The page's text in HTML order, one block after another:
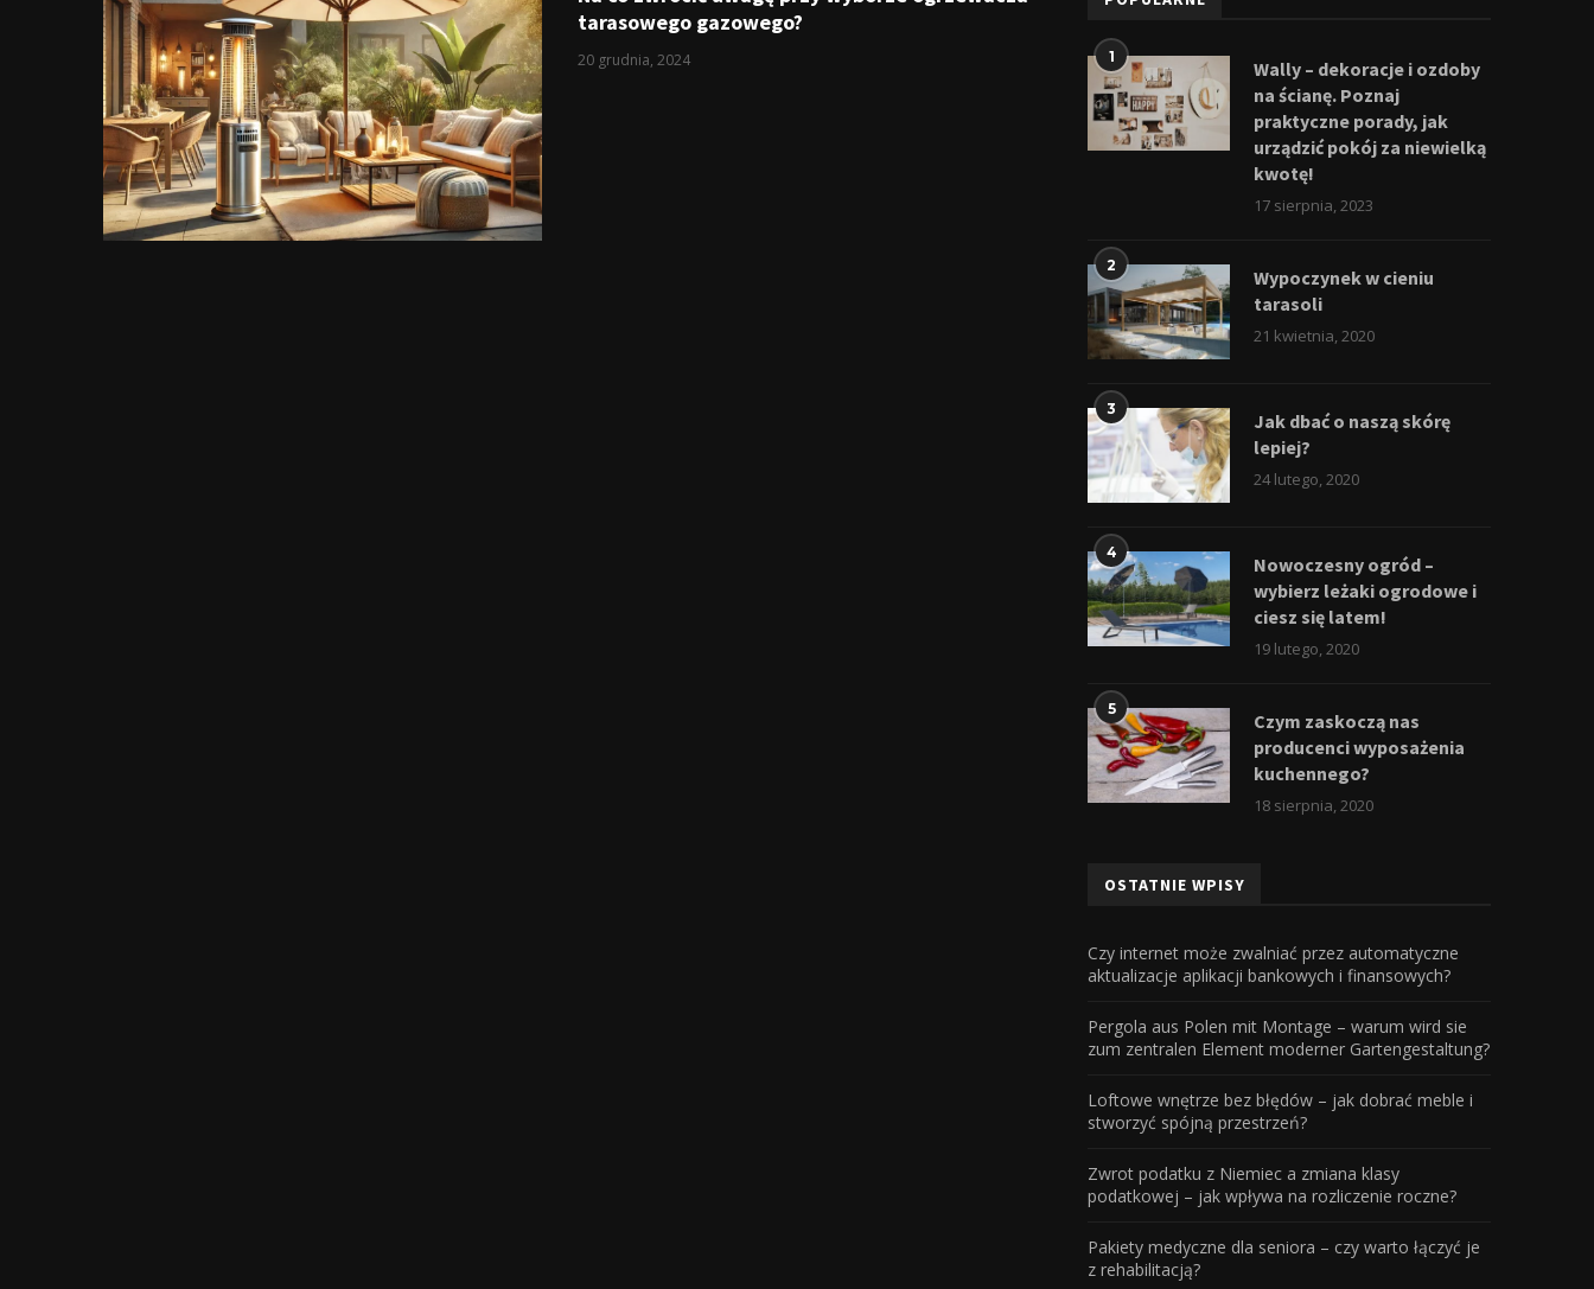
tarasowego gazowego?
20 grudnia, 2024 1
Wally – dekoracje i ozdoby
na ścianę. Poznaj
praktyczne porady, jak
urządzić pokój za niewielką
kwotę!
17 sierpnia, 2023
2
Wypoczynek w cieniu
tarasoli
21 kwietnia, 2020
3
Jak dbać o naszą skórę
lepiej?
24 lutego, 2020
4
Nowoczesny ogród –
wybierz leżaki ogrodowe i
ciesz się latem!
19 lutego, 2020
5
Czym zaskoczą nas
producenci wyposażenia
kuchennego?
18 sierpnia, 2020
OSTATNIE WPISY
Czy internet może zwalniać przez automatyczne
aktualizacje aplikacji bankowych i finansowych?
Pergola aus Polen mit Montage – warum wird sie
zum zentralen Element moderner Gartengestaltung?
Loftowe wnętrze bez błędów – jak dobrać meble i
stworzyć spójną przestrzeń?
Zwrot podatku z Niemiec a zmiana klasy
podatkowej – jak wpływa na rozliczenie roczne?
Pakiety medyczne dla seniora – czy warto łączyć je
z rehabilitacją?